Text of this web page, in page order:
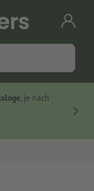
, je nach